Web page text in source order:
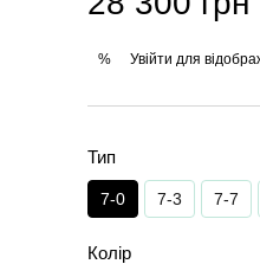
% Увійти для
Тип
7-0 7-3 7-7
Колір